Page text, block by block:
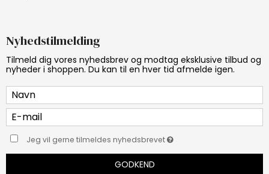
Nyhedstilmelding
Tilmeld dig vores nyhedsbrev og modtag eksklusive tilbud og
nyheder i shoppen. Du kan til en hver tid afmelde igen.
Jeg vil gerne tilmeldes nyhedsbrevet
GODKEND